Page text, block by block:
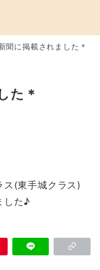
聞に掲載されました＊
た＊
ス(東手城クラス)
した♪